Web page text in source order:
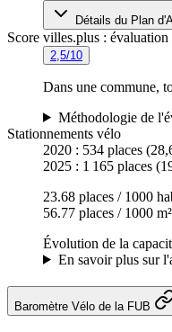
Détails du Plan
Score villes.plus :
2,5/10
Dans une commune,
Méthodologie de
Stationnements vélo
2020 : 534 places
2025 : 1 165 places
23.68 places / 1000
56.77 places / 1000
Évolution de la
En savoir plus sur
Baromètre Vélo de la FUB